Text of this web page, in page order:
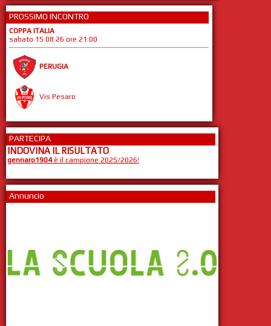
PROSSIMO INCONTRO
COPPA ITALIA
sabato 15.08.26 ore 21:00
PERUGIA
Vis Pesaro
PARTECIPA
INDOVINA IL RISULTATO
gennaro1904è il campione 2025/2026!
Annuncio